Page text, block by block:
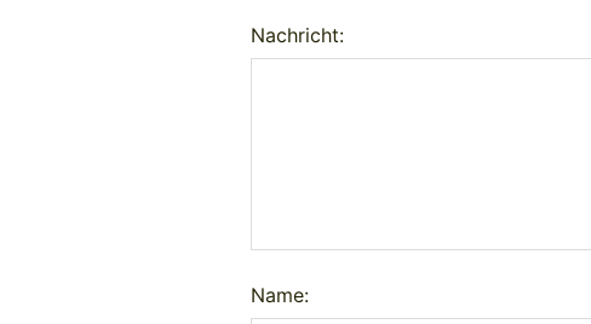
Nachricht:
Name: